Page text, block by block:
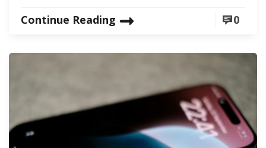
Continue Reading 0